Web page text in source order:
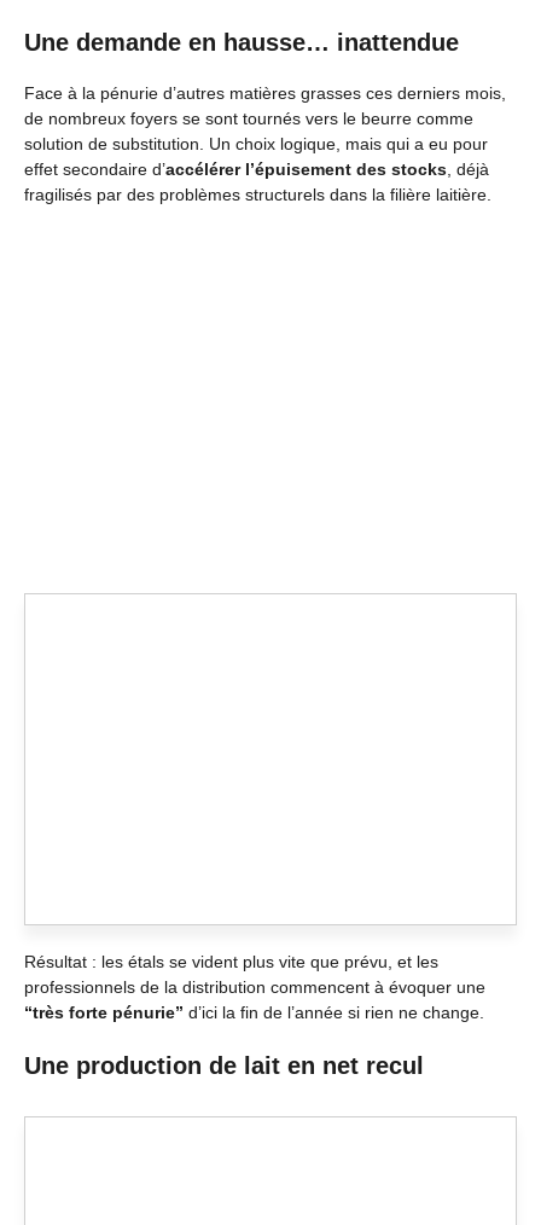
Une demande en hausse… inattendue
Face à la pénurie d’autres matières grasses ces derniers mois,
de nombreux foyers se sont tournés vers le beurre comme
solution de substitution. Un choix logique, mais qui a eu pour
effet secondaire d’accélérer l’épuisement des stocks , déjà
fragilisés par des problèmes structurels dans la filière laitière.
Résultat : les étals se vident plus vite que prévu, et les
professionnels de la distribution commencent à évoquer une
“très forte pénurie” d’ici la fin de l’année si rien ne change.
Une production de lait en net recul